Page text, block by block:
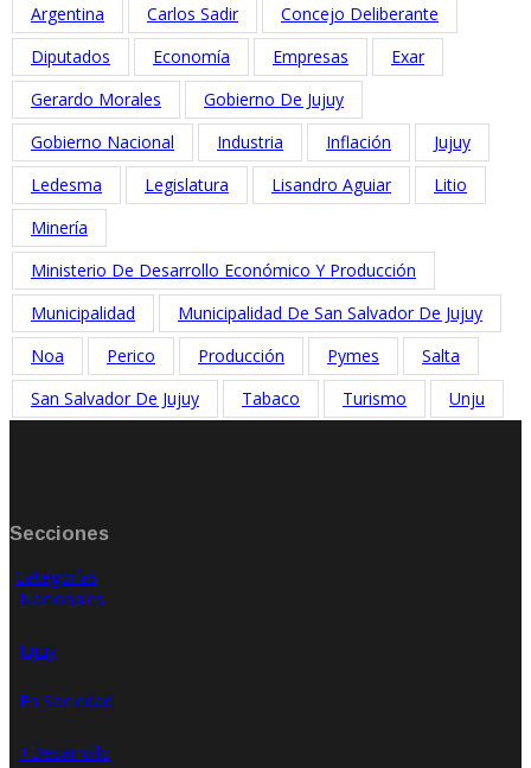
Argentina Carlos Sadir
Concejo Deliberante
Diputados
Economía Empresas
Exar
Gerardo Morales
Gobierno De Jujuy
Gobierno Nacional
Industria Inflación
Jujuy
Ledesma
Legislatura Lisandro Aguiar
Litio
Minería
Ministerio De Desarrollo Económico Y Producción
Municipalidad
Municipalidad De San Salvador De Jujuy
Noa
Perico Producción Pymes
Salta
San Salvador De Jujuy
Tabaco Turismo Unju
Secciones
Categorías
Nacionales
Jujuy
En Sociedad
+Desarrollo